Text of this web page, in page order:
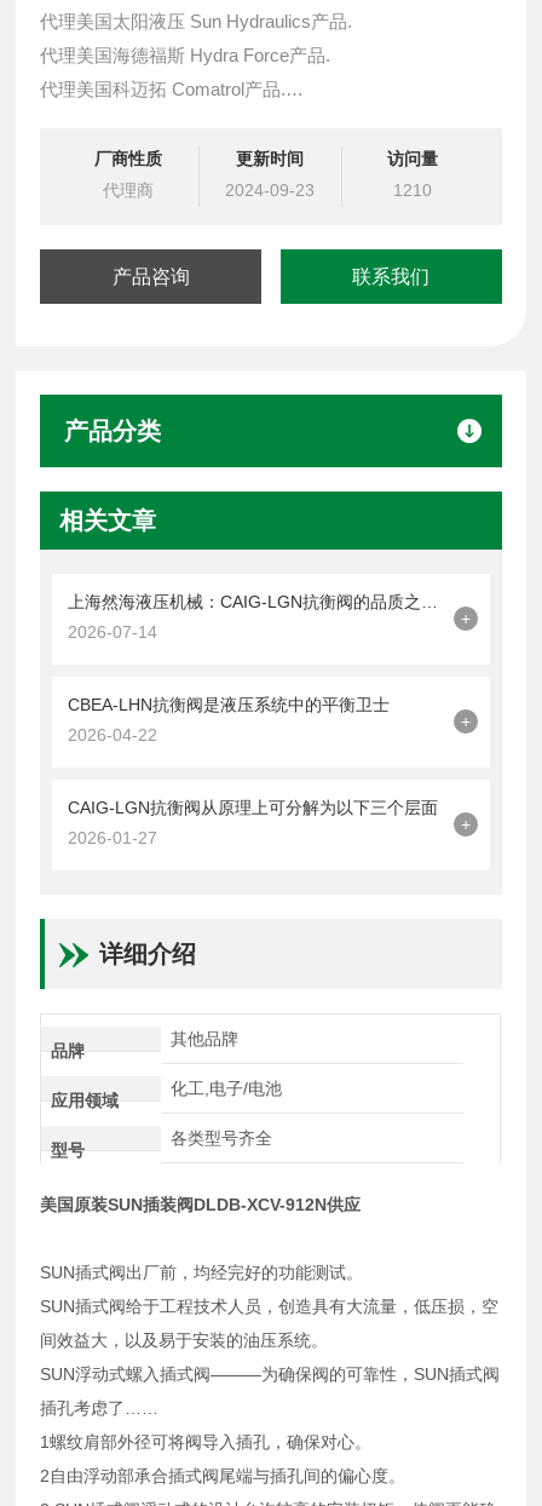
代理美国太阳液压 Sun Hydraulics产品.
代理美国海德福斯 Hydra Force产品.
代理美国科迈拓 Comatrol产品.
提供油路系统设计,油路块设计,阀块设计与选型
液压油缸，经销力士乐、派克、中国台湾北部等液压元件
厂商性质
代理商
更新时间
2024-09-23
访问量
1210
产品咨询 联系我们
产品分类
相关文章
2026-07-14
+
CBEA-LHN抗衡阀是液压系统中的平衡卫士
2026-04-22
+
CAIG-LGN抗衡阀从原理上可分解为以下三个层面
2026-01-27
+
详细介绍
品牌
其他品牌
应用领域
化工,电子/电池
型号
各类型号齐全
美国原装SUN插装阀DLDB-XCV-912N供应
SUN插式阀出厂前，均经完好的功能测试。
SUN插式阀给于工程技术人员，创造具有大流量，低压损，空
间效益大，以及易于安装的油压系统。
SUN浮动式螺入插式阀———为确保阀的可靠性，SUN插式阀
插孔考虑了……
1螺纹肩部外径可将阀导入插孔，确保对心。
2自由浮动部承合插式阀尾端与插孔间的偏心度。